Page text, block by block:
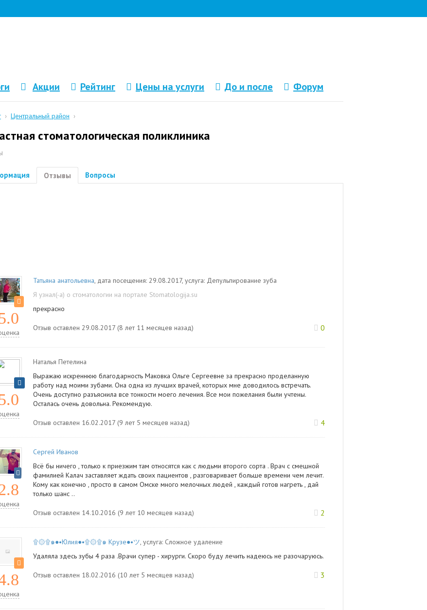
Акции Рейтинг Цены на услуги До и после Форум
› Центральный район ›
стоматологическая поликлиника
Отзывы Вопросы
Татьяна анатольевна, дата посещения: 29.08.2017, услуга: Депульпирование зуба
Я узнал(-а) о стоматологии на портале Stomatologija.su
прекрасно
Отзыв оставлен 29.08.2017 (8 лет 11 месяцев назад) 0
Наталья Петелина
Выражаю искреннюю благодарность Маковка Ольге Сергеевне за прекрасно проделанную
работу над моими зубами. Она одна из лучших врачей, которых мне доводилось встречать.
Очень доступно разъяснила все тонкости моего лечения. Все мои пожелания были учтены.
Осталась очень довольна. Рекомендую.
Отзыв оставлен 16.02.2017 (9 лет 5 месяцев назад) 4
Сергей Иванов
Всё бы ничего , только к приезжим там относятся как с людьми второго сорта . Врач с смешной
фамилией Калач заставляет ждать своих пациентов , разговаривает больше времени чем лечит.
Кому как конечно , просто в самом Омске много мелочных людей , каждый готов нагреть , дай
только шанс ..
Отзыв оставлен 14.10.2016 (9 лет 10 месяцев назад) 2
۩۞۩๑●•Юлия●•۩۞۩๑ Крузе●•ツ, услуга: Сложное удаление
Удаляла здесь зубы 4 раза .Врачи супер - хирурги. Скоро буду лечить надеюсь не разочаруюсь.
Отзыв оставлен 18.02.2016 (10 лет 5 месяцев назад) 3